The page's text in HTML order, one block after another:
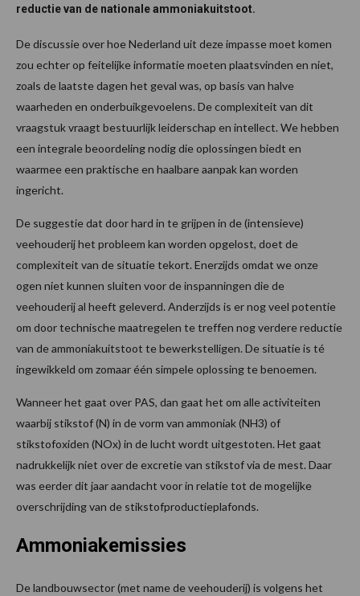
reductie van de nationale ammoniakuitstoot.
De discussie over hoe Nederland uit deze impasse moet komen
zou echter op feitelijke informatie moeten plaatsvinden en niet,
zoals de laatste dagen het geval was, op basis van halve
waarheden en onderbuikgevoelens. De complexiteit van dit
vraagstuk vraagt bestuurlijk leiderschap en intellect. We hebben
een integrale beoordeling nodig die oplossingen biedt en
waarmee een praktische en haalbare aanpak kan worden
ingericht.
De suggestie dat door hard in te grijpen in de (intensieve)
veehouderij het probleem kan worden opgelost, doet de
complexiteit van de situatie tekort. Enerzijds omdat we onze
ogen niet kunnen sluiten voor de inspanningen die de
veehouderij al heeft geleverd. Anderzijds is er nog veel potentie
om door technische maatregelen te treffen nog verdere reductie
van de ammoniakuitstoot te bewerkstelligen. De situatie is té
ingewikkeld om zomaar één simpele oplossing te benoemen.
Wanneer het gaat over PAS, dan gaat het om alle activiteiten
waarbij stikstof (N) in de vorm van ammoniak (NH3) of
stikstofoxiden (NOx) in de lucht wordt uitgestoten. Het gaat
nadrukkelijk niet over de excretie van stikstof via de mest. Daar
was eerder dit jaar aandacht voor in relatie tot de mogelijke
overschrijding van de stikstofproductieplafonds.
Ammoniakemissies
De landbouwsector (met name de veehouderij) is volgens het